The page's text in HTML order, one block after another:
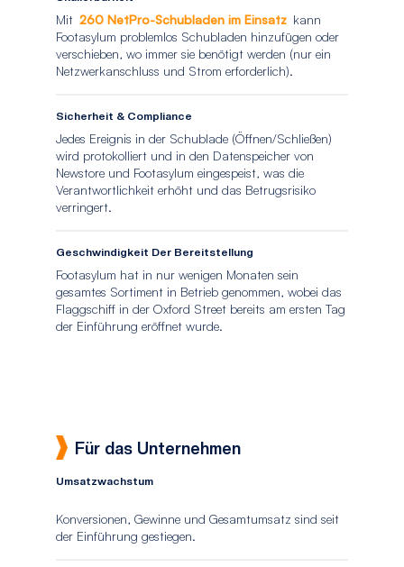
Mit 260 NetPro-Schubladen im Einsatz kann
Footasylum problemlos Schubladen hinzufügen oder
verschieben, wo immer sie benötigt werden (nur ein
Netzwerkanschluss und Strom erforderlich).
Sicherheit & Compliance
Jedes Ereignis in der Schublade (Öffnen/Schließen)
wird protokolliert und in den Datenspeicher von
Newstore und Footasylum eingespeist, was die
Verantwortlichkeit erhöht und das Betrugsrisiko
verringert.
Geschwindigkeit Der Bereitstellung
Footasylum hat in nur wenigen Monaten sein
gesamtes Sortiment in Betrieb genommen, wobei das
Flaggschiff in der Oxford Street bereits am ersten Tag
der Einführung eröffnet wurde.
Für das Unternehmen
Umsatzwachstum
Konversionen, Gewinne und Gesamtumsatz sind seit
der Einführung gestiegen.